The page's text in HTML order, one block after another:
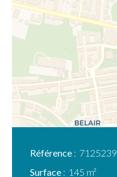
Référence
7125239
Surface
145 m²